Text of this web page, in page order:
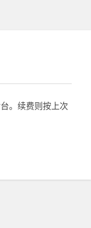
。续费则按上次